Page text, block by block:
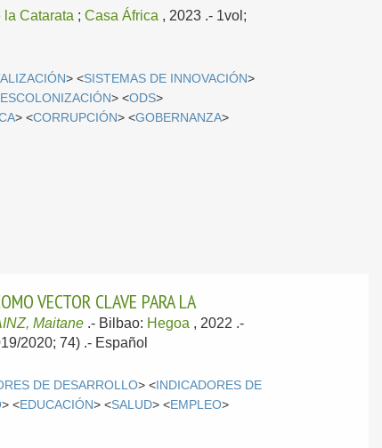
la Catarata ;Casa África , 2023 .- 1vol;
> <SISTEMAS DE INNOVACIÓN>
> <ODS>
> <CORRUPCIÓN> <GOBERNANZA>
VECTOR CLAVE PARA LA
Maitane .- Bilbao: Hegoa , 2022 .-
2020; 74) .- Español
DE DESARROLLO> < INDICADORES DE
> <EDUCACIÓN> <SALUD> <EMPLEO>